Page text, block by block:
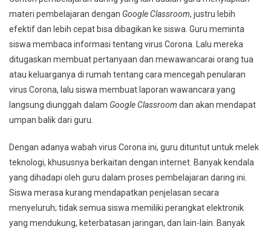
materi pembelajaran dengan GoogleClassroom, justru lebih
efektif dan lebih cepat bisa dibagikan ke siswa. Guru meminta
siswa membaca informasi tentang virus Corona. Lalu mereka
ditugaskan membuat pertanyaan dan mewawancarai orang tua
atau keluarganya di rumah tentang cara mencegah penularan
virus Corona, lalu siswa membuat laporan wawancara yang
langsung diunggah dalam Google Classroom dan akan mendapat
umpan balik dari guru.
Dengan adanya wabah virus Corona ini, guru dituntut untuk melek
teknologi, khususnya berkaitan dengan internet. Banyak kendala
yang dihadapi oleh guru dalam proses pembelajaran daring ini.
Siswa merasa kurang mendapatkan penjelasan secara
menyeluruh; tidak semua siswa memiliki perangkat elektronik
yang mendukung, keterbatasan jaringan, dan lain-lain. Banyak